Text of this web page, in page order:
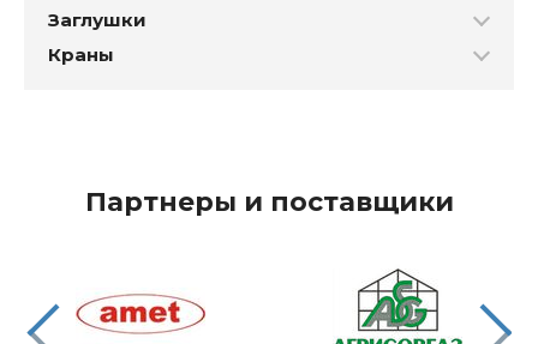
Заглушки
Краны
Партнеры и поставщики